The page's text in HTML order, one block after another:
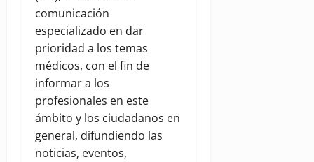
comunicación
especializado en dar
prioridad a los temas
médicos, con el fin de
informar a los
profesionales en este
ámbito y los ciudadanos en
general, difundiendo las
noticias, eventos,